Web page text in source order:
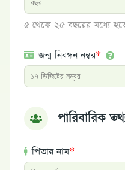
৫ থেকে ২৫ বছরের মধ্যে
জন্ম নিবন্ধন নম্বর*
পারিবারিক
পিতার নাম*